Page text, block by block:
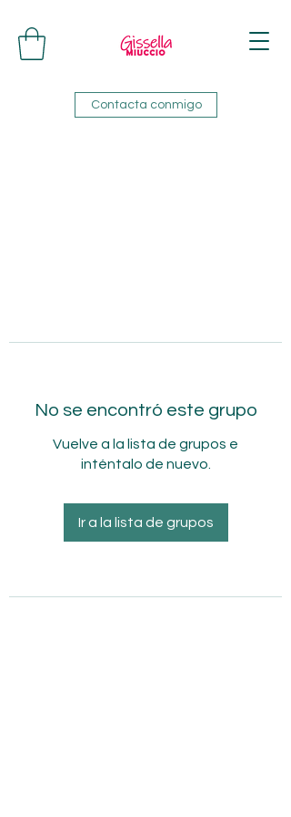
Contacta conmigo
No se encontró este grupo
Vuelve a la lista de grupos e
inténtalo de nuevo.
Ir a la lista de grupos